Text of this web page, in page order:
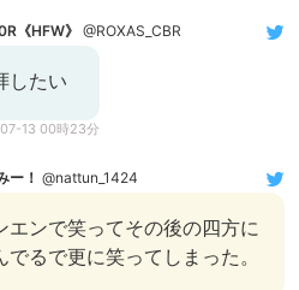
《HFW》 @ROXAS_CBR
したい
13 00時23分
ー！ @nattun_1424
エンで笑ってその後の四方に
るで更に笑ってしまった。